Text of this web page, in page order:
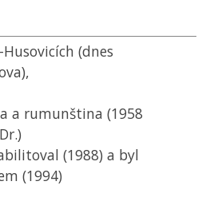
(dnes
a rumunština (1958
(1988) a byl
(1994)